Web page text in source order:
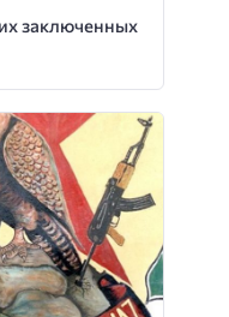
заключенных